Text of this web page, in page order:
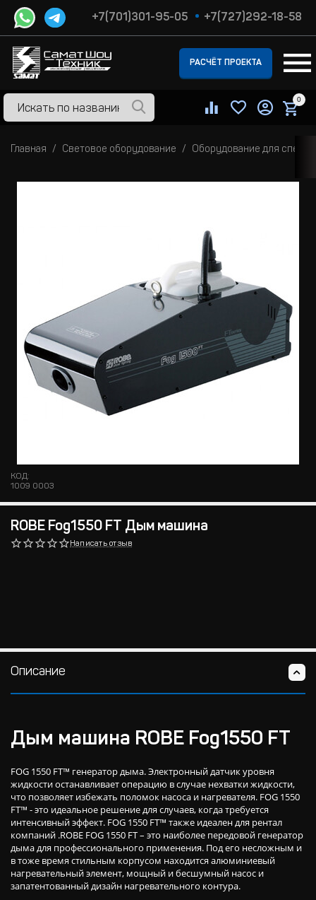
+7(701)301-95-05 +7(727)292-18-58
РАСЧЁТ ПРОЕКТА
0
Главная Световое оборудование Оборудование для
КОД:
1009 0003
ROBE Fog1550 FT Дым машина
Написать отзыв
Описание
Дым машина ROBE Fog1550 FT
FOG 1550 FT™ генератор дыма. Электронный датчик уровня
жидкости останавливает операцию в случае нехватки жидкости,
что позволяет избежать поломок насоса и нагревателя. FOG 1550
FT™ - это идеальное решение для случаев, когда требуется
интенсивный эффект. FOG 1550 FT™ также идеален для рентал
компаний .ROBE FOG 1550 FT – это наиболее передовой генератор
дыма для профессионального применения. Под его несложным и
в тоже время стильным корпусом находится алюминиевый
нагревательный элемент, мощный и бесшумный насос и
запатентованный дизайн нагревательного контура.